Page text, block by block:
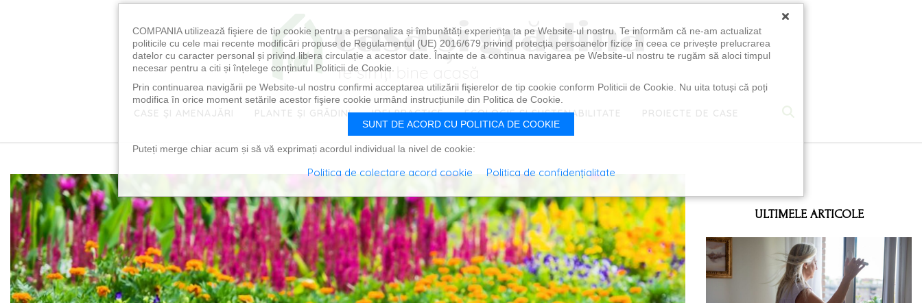
CASE ȘI AMENAJĂRI PLANTE ȘI GRĂDINI IDEI PRACTICE ECOLOGIE ȘI SUSTENABILITATE PROIECTE DE CASE
ULTIMELE ARTICOLE
×
COMPANIA utilizează fişiere de tip cookie pentru a personaliza și îmbunătăți experiența ta pe Website-ul nostru. Te informăm că ne-am actualizat
politicile cu cele mai recente modificări propuse de Regulamentul (UE) 2016/679 privind protecția persoanelor fizice în ceea ce privește prelucrarea
datelor cu caracter personal și privind libera circulație a acestor date. Înainte de a continua navigarea pe Website-ul nostru te rugăm să aloci timpul
necesar pentru a citi și înțelege conținutul Politicii de Cookie.
Prin continuarea navigării pe Website-ul nostru confirmi acceptarea utilizării fişierelor de tip cookie conform Politicii de Cookie. Nu uita totuși că poți
modifica în orice moment setările acestor fişiere cookie urmând instrucțiunile din Politica de Cookie.
SUNT DE ACORD CU POLITICA DE COOKIE
Puteți merge chiar acum și să vă exprimați acordul individual la nivel de cookie:
Politica de colectare acord cookie Politica de confidențialitate